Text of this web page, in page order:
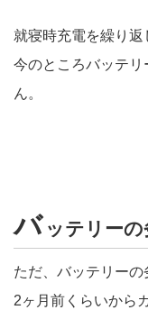
就寝時充電を繰り返
今のところバッテ
ん。
バ ッテリー
ただ、バッテリーの
2ヶ月前くらいから